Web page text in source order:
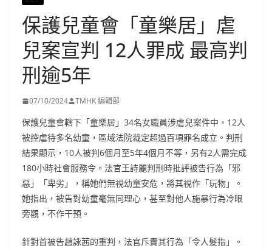
保護兒童會「童樂居」虐
兒案宣判 12人罪成 最高判
刑逾5年
07/10/2024 TMHK 編輯部
保護兒童會轄下「童樂居」34名女職員涉虐兒案件中，12人
被控虐待多名幼童，區域法院裁定超過百項罪名成立。判刑
結果顯示，10人被判6個月至5年4個月不等，另有2人需完成
180小時社會服務令。法官王詩麗判刑時批評被告行為「邪
惡」「卑劣」，稱她們無視幼童安危，將其視作「玩物」。
她指出，被告對幼童毫無同理心，甚至對他人施暴行為冷眼
旁觀，不作干預。
針對首被告趙詠茜的重判，法官斥責其行為「令人髮指」。